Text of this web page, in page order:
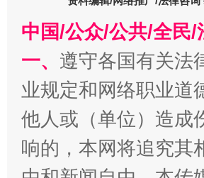
网上购药对药下症？
中国/公众/公共/全民
一、 遵守各国有关法
业规定和网络职业道
他人或（单位）造成
响的，本网将追究其